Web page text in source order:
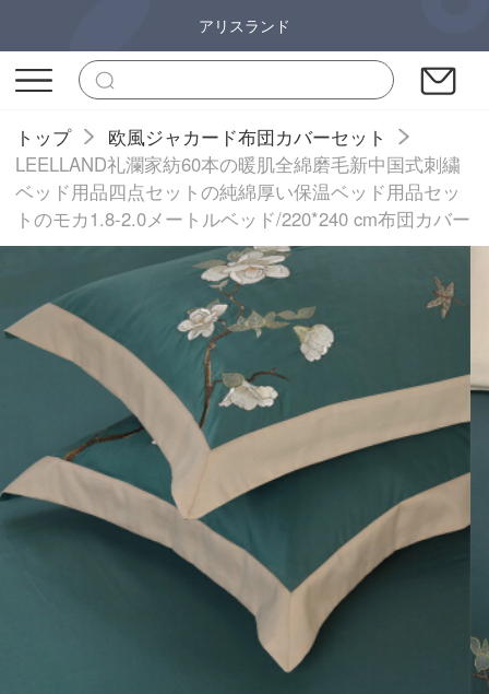
アリスランド
トップ
欧風ジャカード布団カバーセット
LEELLAND礼瀾家紡60本の暖肌全綿磨毛新中国式刺繍
ベッド用品四点セットの純綿厚い保温ベッド用品セッ
トのモカ1.8-2.0メートルベッド/220*240 cm布団カバー